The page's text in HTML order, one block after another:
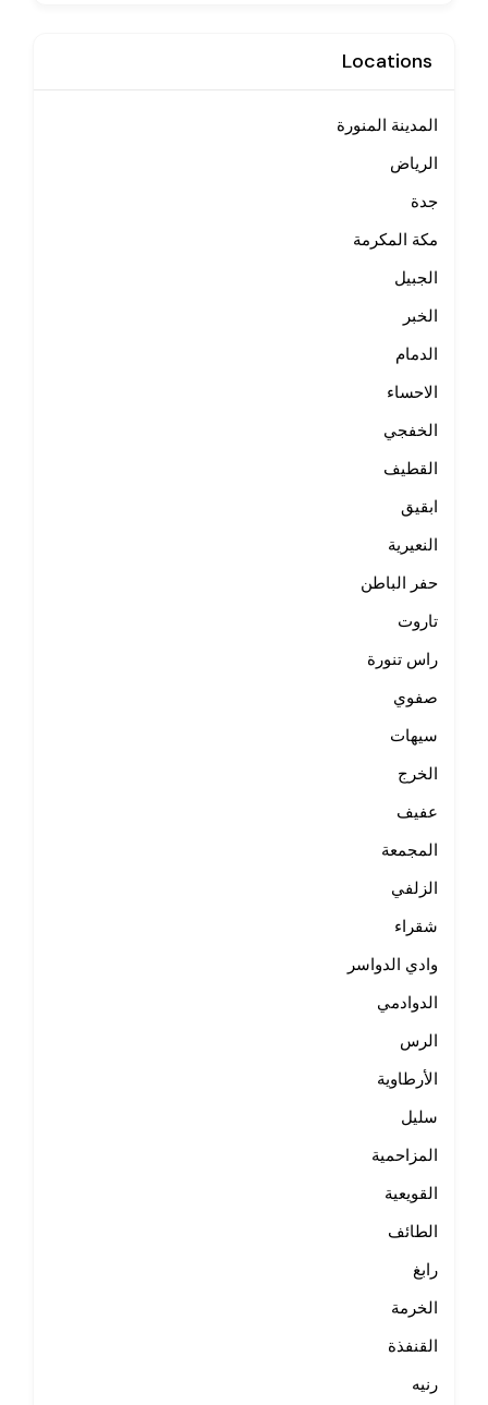
Locations
المدينة المنورة
الرياض
جدة
مكة المكرمة
الجبيل
الخبر
الدمام
الاحساء
الخفجي
القطيف
ابقيق
النعيرية
حفر الباطن
تاروت
راس تنورة
صفوي
سيهات
الخرج
عفيف
المجمعة
الزلفي
شقراء
وادي الدواسر
الدوادمي
الرس
الأرطاوية
سليل
المزاحمية
القويعية
الطائف
رابغ
الخرمة
القنفذة
رنيه